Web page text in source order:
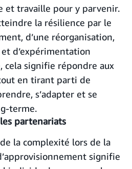
et travaille pour y parvenir.
la résilience par le
d’une réorganisation,
d’expérimentation
cela signifie répondre aux
en tirant parti de
s’adapter et se
terme.
partenariats
la complexité lors de la
signifie